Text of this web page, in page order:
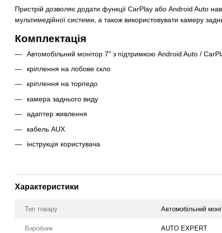
Пристрій дозволяє додати функції CarPlay або Android Auto
мультимедійної системи, а також використовувати камеру
Комплектація
Автомобільний монітор 7" з підтримкою Android Auto /
кріплення на лобове скло
кріплення на торпедо
камера заднього виду
адаптер живлення
кабель AUX
інструкція користувача
Характеристики
Тип товару Автомобільний
Виробник AUTO EXPERT